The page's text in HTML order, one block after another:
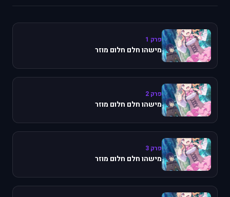
פרק 1
מישהו חלם חלום מוזר
פרק 2
מישהו חלם חלום מוזר
פרק 3
מישהו חלם חלום מוזר